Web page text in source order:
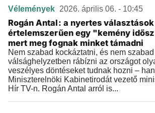
Vélemények 2026. április 06. - 10:45
Rogán Antal: a nyertes
értelemszerűen egy "kemény
mert meg fognak minket támadni
Nem szabad kockáztatni, és nem
válsághelyzetben rábízni az országot
veszélyes döntéseket tudnak hozni –
Miniszterelnöki Kabinetirodát vezető
Hír TV-n. Rogán Antal arról is...